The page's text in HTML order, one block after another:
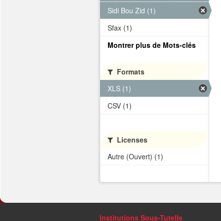
Sidi Bou Zid (1)
Sfax (1)
Montrer plus de Mots-clés
Formats
XLS (1)
CSV (1)
Licenses
Autre (Ouvert) (1)
Institutions Sous-Tutelle